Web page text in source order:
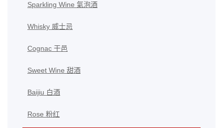
Sparkling Wine 氣泡酒
Whisky 威士忌
Cognac 干邑
Sweet Wine 甜酒
Baijiu 白酒
Rose 粉红